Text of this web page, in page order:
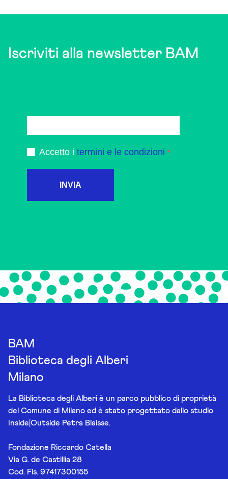
Iscriviti alla newsletter BAM
Accetto i termini e le condizioni
INVIA
BAM
Biblioteca degli Alberi
Milano
La Biblioteca degli Alberi è un parco pubblico di proprietà
del Comune di Milano ed è stato progettato dallo studio
Inside|Outside Petra Blaisse.
Fondazione Riccardo Catella
Via G. de Castillia 28
Cod. Fis. 97417300155